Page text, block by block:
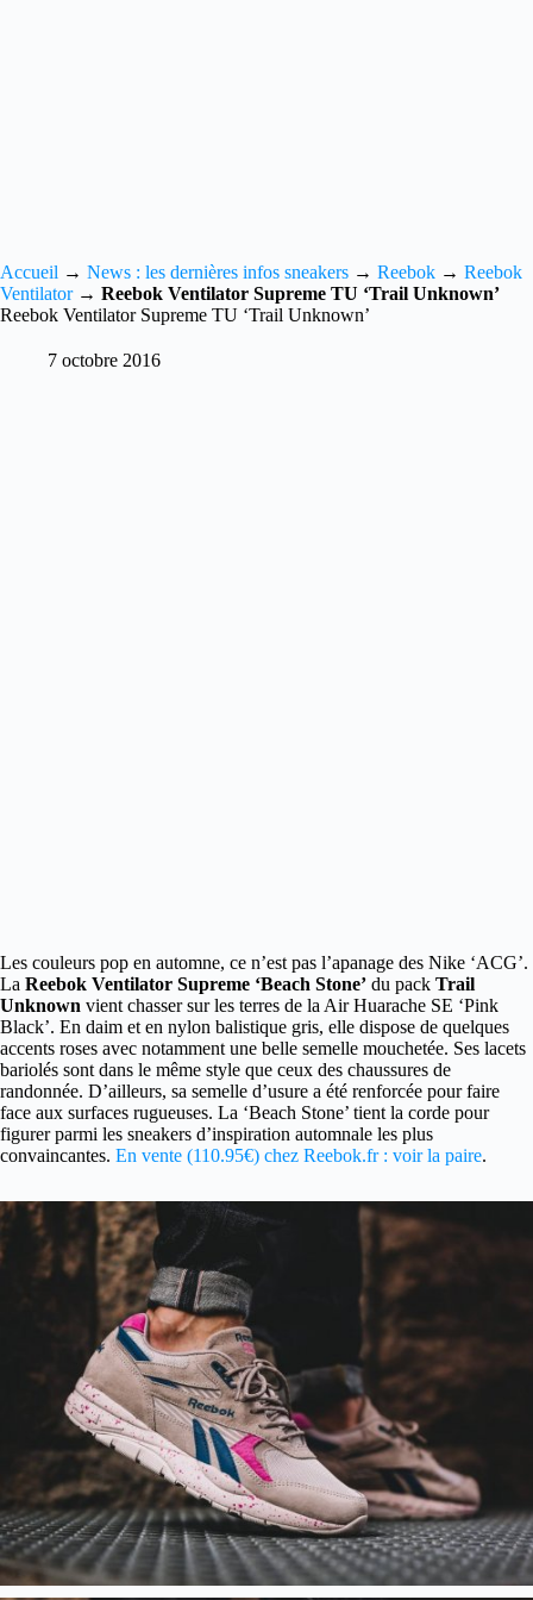
Accueil → News : les dernières infos sneakers → Reebok → Reebok
Ventilator→ Reebok Ventilator Supreme TU ‘Trail Unknown’
Reebok Ventilator Supreme TU ‘Trail Unknown’
7 octobre 2016
Les couleurs pop en automne, ce n’est pas l’apanage des Nike ‘ACG’.
La Reebok Ventilator Supreme ‘Beach Stone’ du pack Trail
Unknown vient chasser sur les terres de la Air Huarache SE ‘Pink
Black’. En daim et en nylon balistique gris, elle dispose de quelques
accents roses avec notamment une belle semelle mouchetée. Ses lacets
bariolés sont dans le même style que ceux des chaussures de
randonnée. D’ailleurs, sa semelle d’usure a été renforcée pour faire
face aux surfaces rugueuses. La ‘Beach Stone’ tient la corde pour
figurer parmi les sneakers d’inspiration automnale les plus
convaincantes. En vente (110.95€) chez Reebok.fr : voir la paire.